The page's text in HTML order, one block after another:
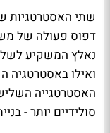
שתי האסטרטגיות
דפוס פעולה של
ואילו באסטרטגיה
האסטרטגייה
סולידיים יותר -